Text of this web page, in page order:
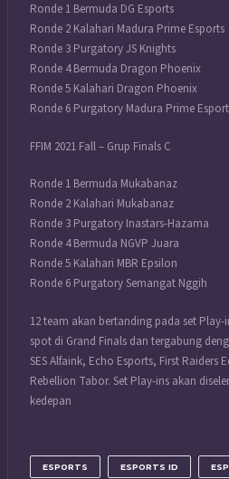
Ronde 1 Bermuda DG Esports
Ronde 2 Kalahari Madura Prime Esports
Ronde 3 Purgatory JS Knights
Ronde 4 Bermuda Dragon Phoenix
Ronde 5 Kalahari Dragon Phoenix
Ronde 6 Purgatory Madura Prime
FFIM 2021 Fall – Grup Finals C
Ronde 1 Bermuda Mukabanaz
Ronde 2 Kalahari Mukabanaz
Ronde 3 Purgatory Inastars-Hazama
Ronde 4 Bermuda NGVP Juara
Ronde 5 Kalahari MBR Epsilon
Ronde 6 Purgatory Semangat Nggih
12 team akan bertanding pada set
spot di Grand Finals dan tergabung
SES Alfaink, Echo Esports, First Raiders
Rebellion Tabor. Set Play-ins akan
kedepan
ESPORTS ESPORTS ID